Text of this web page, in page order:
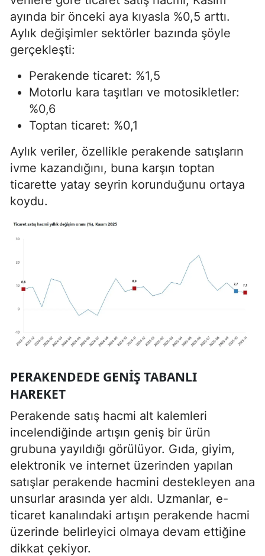
ayında bir önceki aya kıyasla %0,5 arttı.
Aylık değişimler sektörler bazında şöyle
gerçekleşti:
Perakende ticaret: %1,5
Motorlu kara taşıtları ve motosikletler:
%0,6
Toptan ticaret: %0,1
Aylık veriler, özellikle perakende satışların
ivme kazandığını, buna karşın toptan
ticarette yatay seyrin korunduğunu ortaya
koydu.
PERAKENDEDE GENIŞ TABANLI
HAREKET
Perakende satış hacmi alt kalemleri
incelendiğinde artışın geniş bir ürün
grubuna yayıldığı görülüyor. Gıda, giyim,
elektronik ve internet üzerinden yapılan
satışlar perakende hacmini destekleyen ana
unsurlar arasında yer aldı. Uzmanlar, e-
ticaret kanalındaki artışın perakende hacmi
üzerinde belirleyici olmaya devam ettiğine
dikkat çekiyor.